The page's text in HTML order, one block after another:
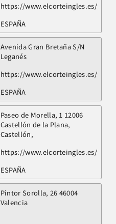
https://www.elcorteingles.es/
ESPAÑA
Avenida Gran Bretaña S/N
Leganés
https://www.elcorteingles.es/
ESPAÑA
Paseo de Morella, 1 12006
Castellón de la Plana,
Castellón,
https://www.elcorteingles.es/
ESPAÑA
Pintor Sorolla, 26 46004
Valencia